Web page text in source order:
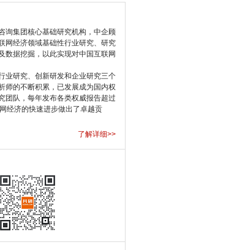
集团核心基础研究机构，中企顾
网经济领域基础性行业研究、研究
数据挖掘，以此实现对中国互联网
研究、创新研发和企业研究三个
师的不断积累，已发展成为国内权
团队，每年发布各类权威报告超过
经济的快速进步做出了卓越贡
了解详细>>